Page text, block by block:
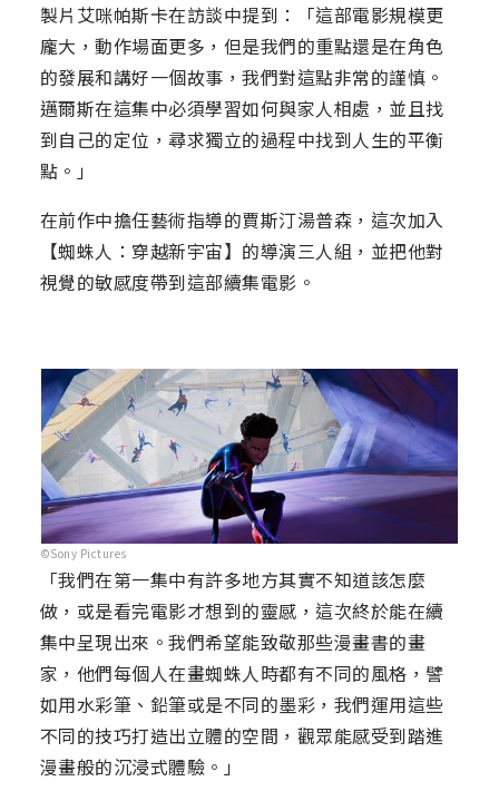
製片艾咪帕斯卡在訪談中提到：「這部電影規模更
龐大，動作場面更多，但是我們的重點還是在角色
的發展和講好一個故事，我們對這點非常的謹慎。
邁爾斯在這集中必須學習如何與家人相處，並且找
到自己的定位，尋求獨立的過程中找到人生的平衡
點。」
在前作中擔任藝術指導的賈斯汀湯普森，這次加入
【蜘蛛人：穿越新宇宙】的導演三人組，並把他對
視覺的敏感度帶到這部續集電影。
©Sony Pictures
「我們在第一集中有許多地方其實不知道該怎麼
做，或是看完電影才想到的靈感，這次終於能在續
集中呈現出來。我們希望能致敬那些漫畫書的畫
家，他們每個人在畫蜘蛛人時都有不同的風格，譬
如用水彩筆、鉛筆或是不同的墨彩，我們運用這些
不同的技巧打造出立體的空間，觀眾能感受到踏進
漫畫般的沉浸式體驗。」